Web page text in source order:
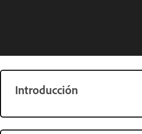
Introducción